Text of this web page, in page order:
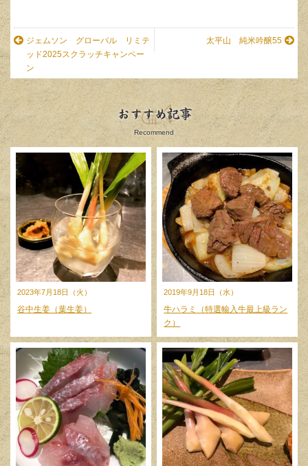
ジェムソン グローバル リミテ
ッド2025スクラッチキャンペー
ン
太平山 純米吟醸55
おすすめ記事
Recommend
2023年7月18日（火）
谷中生姜（葉生姜）
2019年9月18日（水）
牛ハラミ（特選輸入牛最上級ラン
ク）